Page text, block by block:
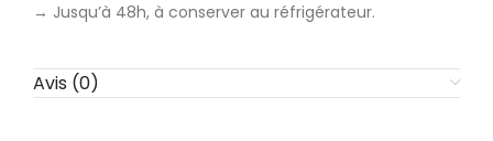
→ Jusqu’à 48h, à conserver au réfrigérateur.
Avis (0)